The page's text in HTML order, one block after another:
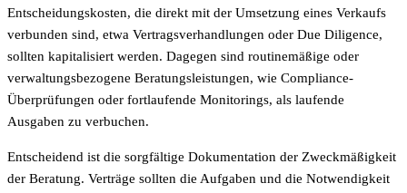
Entscheidungskosten, die direkt mit der Umsetzung eines Verkaufs
verbunden sind, etwa Vertragsverhandlungen oder Due Diligence,
sollten kapitalisiert werden. Dagegen sind routinemäßige oder
verwaltungsbezogene Beratungsleistungen, wie Compliance-
Überprüfungen oder fortlaufende Monitorings, als laufende
Ausgaben zu verbuchen.
Entscheidend ist die sorgfältige Dokumentation der Zweckmäßigkeit
der Beratung. Verträge sollten die Aufgaben und die Notwendigkeit